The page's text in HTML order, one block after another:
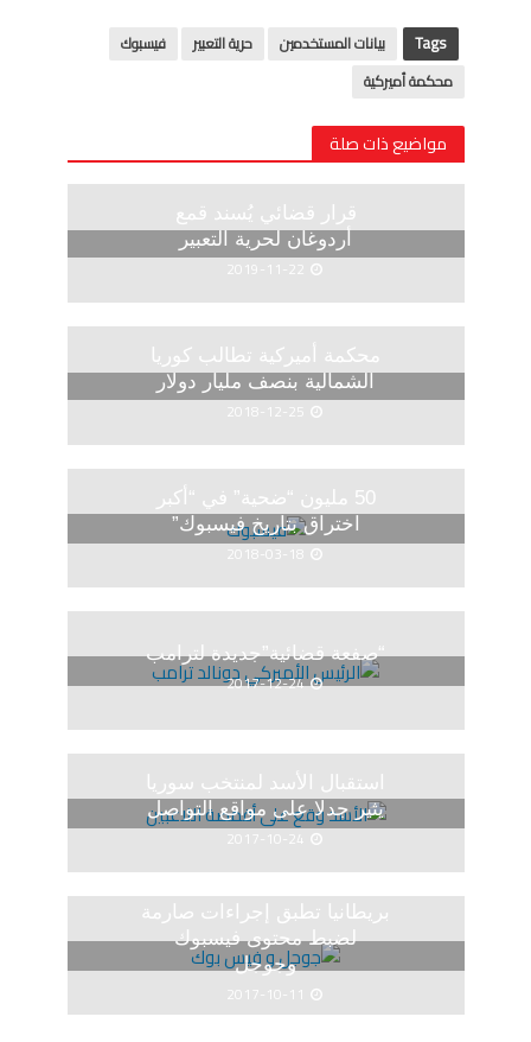
Tags بيانات المستخدمين حرية التعبير
فيسبوك
محكمة أميركية
مواضيع ذات صلة
قرار قضائي يُسند قمع
أردوغان لحرية التعبير
2019-11-22
محكمة أميركية تطالب كوريا
الشمالية بنصف مليار دولار
2018-12-25
50 مليون “ضحية” في “أكبر
اختراق بتاريخ فيسبوك”
2018-03-18
“صفعة قضائية”جديدة لترامب
2017-12-24
استقبال الأسد لمنتخب سوريا
يثير جدلا على مواقع التواصل
2017-10-24
بريطانيا تطبق إجراءات صارمة
لضبط محتوى فيسبوك
وجوجل
2017-10-11